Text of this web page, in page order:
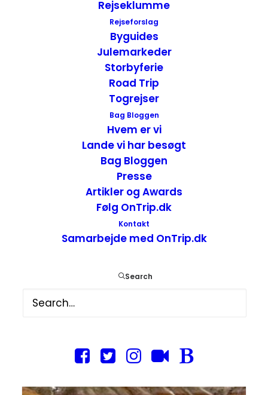
Rejseklumme
Rejseforslag
Byguides
Julemarkeder
Storbyferie
Road Trip
Togrejser
Bag Bloggen
Hvem er vi
Lande vi har besøgt
Bag Bloggen
Presse
Artikler og Awards
Følg OnTrip.dk
Kontakt
Samarbejde med OnTrip.dk
Search
Oplevelser i Wind Cave National Park – South
USA - Nationalparker
6. juli 2022